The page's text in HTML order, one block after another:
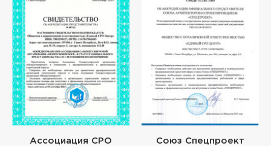
Ассоциация СРО
Союз Спецпроект